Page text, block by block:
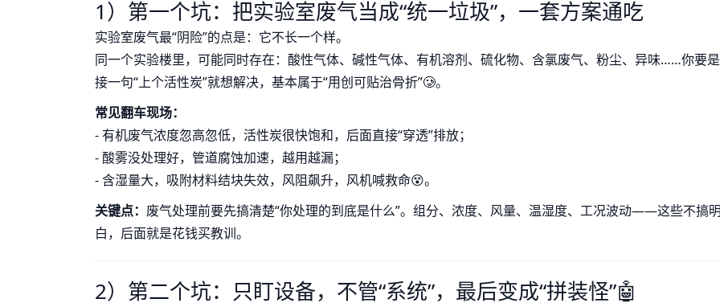
1）第一个坑：把实验室废气当成“统一垃圾”，一套方案通吃
实验室废气最“阴险”的点是：它不长一个样。
同一个实验楼里，可能同时存在：酸性气体、碱性气体、有机溶剂、硫化物、含氯废气、粉尘、异味……你要
接一句“上个活性炭”就想解决，基本属于“用创可贴治骨折”🥲。
常见翻车现场：
- 有机废气浓度忽高忽低，活性炭很快饱和，后面直接“穿透”排放；
- 酸雾没处理好，管道腐蚀加速，越用越漏；
- 含湿量大，吸附材料结块失效，风阻飙升，风机喊救命😵。
关键点： 废气处理前要先搞清楚“你处理的到底是什么”。组分、浓度、风量、温湿度、工况波动——这些不搞
白，后面就是花钱买教训。
2）第二个坑：只盯设备，不管“系统”，最后变成“拼装怪”🤖